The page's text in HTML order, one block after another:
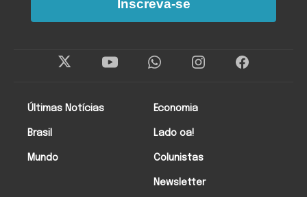
Últimas Notícias
Brasil
Mundo
Economia
Lado oa!
Colunistas
Newsletter
Inscreva-se